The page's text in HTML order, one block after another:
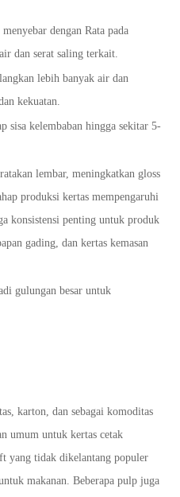
dengan Rata pada
dan serat saling terkait.
lebih banyak air dan
kekuatan.
sisa kelembaban hingga sekitar 5-
lembar, meningkatkan gloss
produksi kertas mempengaruhi
konsistensi penting untuk produk
gading, dan kertas kemasan
gulungan besar untuk
karton, dan sebagai komoditas
umum untuk kertas cetak
yang tidak dikelantang populer
makanan. Beberapa pulp juga